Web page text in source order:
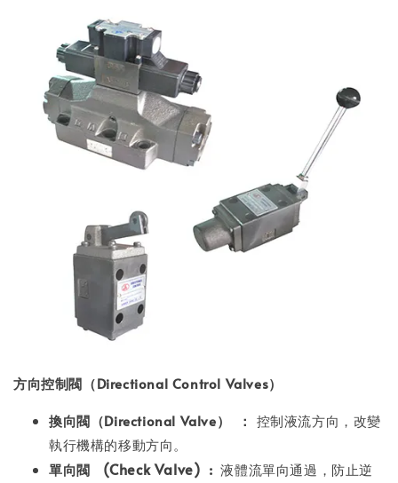
方向控制閥（Directional Control Valves）
換向閥（Directional Valve）
： 控制液流方向，改變
執行機構的移動方向。
單向閥 (Check Valve) : 液體流單向通過，防止逆